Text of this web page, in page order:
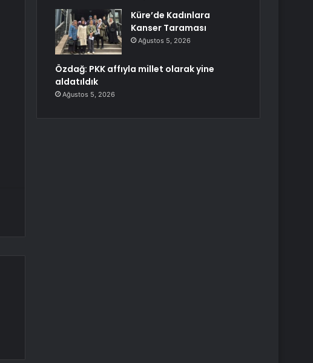
Küre’de Kadınlara
Kanser Taraması
Ağustos 5, 2026
Özdağ: PKK affıyla millet olarak yine
aldatıldık
Ağustos 5, 2026